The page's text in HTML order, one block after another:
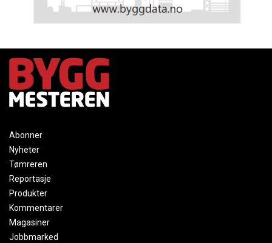
Abonner
Nyheter
Tømreren
Reportasje
Produkter
Kommentarer
Magasiner
Jobbmarked